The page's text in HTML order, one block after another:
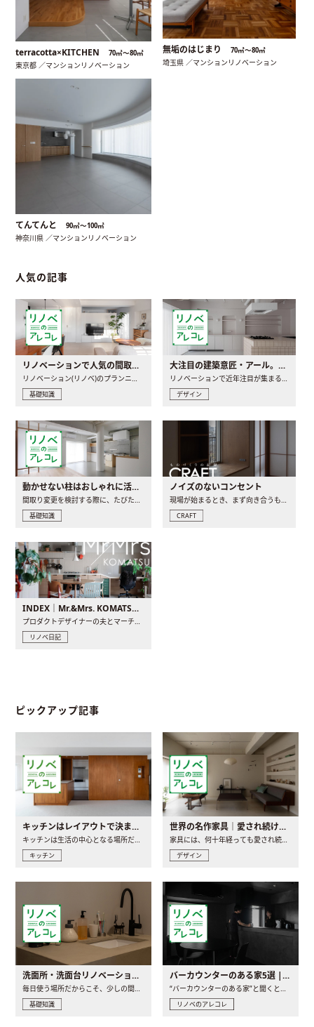
terracotta×KITCHEN 70㎡〜80㎡
東京都 ／マンションリノベーション
無垢のはじまり 70㎡〜80㎡
埼玉県 ／マンションリノベーション
てんてんと 90㎡〜100㎡
神奈川県 ／マンションリノベーション
人気の記事
リノベーションで人気の間取りとは？トレンドの間取りと実例を徹底解説
リノベーション(リノベ)のプランニングで一番最初に決めるのは..
基礎知識
大注目の建築意匠・アール。人気の理由と空間に取り入れるポイント
リノベーションで近年注目が集まる建築意匠の一つであるアール..
デザイン
動かせない柱はおしゃれに活用！柱を魅せるリノベーション(リノベ)4選
間取り変更を検討する際に、たびたび皆さんの頭を悩ませる動か..
基礎知識
ノイズのないコンセント
現場が始まるとき、まず向き合うものの一つがコンセントです..
CRAFT
INDEX｜Mr.&Mrs. KOMATSU renovation diary
プロダクトデザイナーの夫とマーチャンダイザーの妻が、夫婦で..
リノベ日記
ピックアップ記事
キッチンはレイアウトで決まる。後悔しないための考え方と選び方
キッチンは生活の中心となる場所だからこそ、家の中のどこに置..
キッチン
世界の名作家具｜愛され続ける理由と一生モノとの出会い方
家具には、何十年経っても愛され続ける「名作」と呼ばれるもの..
デザイン
洗面所・洗面台リノベーションの事例と間取りアイデア
毎日使う場所だからこそ、少しの間取りの工夫や素材の選び方で..
基礎知識
バーカウンターのある家5選 | 日常に馴染む“距離の近い”キッチンとは
“バーカウンターのある家”と聞くと、少し特別な、大人のための..
リノベのアレコレ